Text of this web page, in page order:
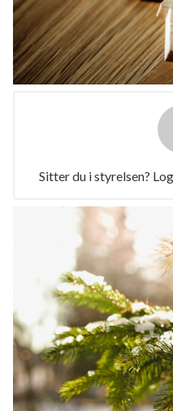
Sitter du i styrelsen?